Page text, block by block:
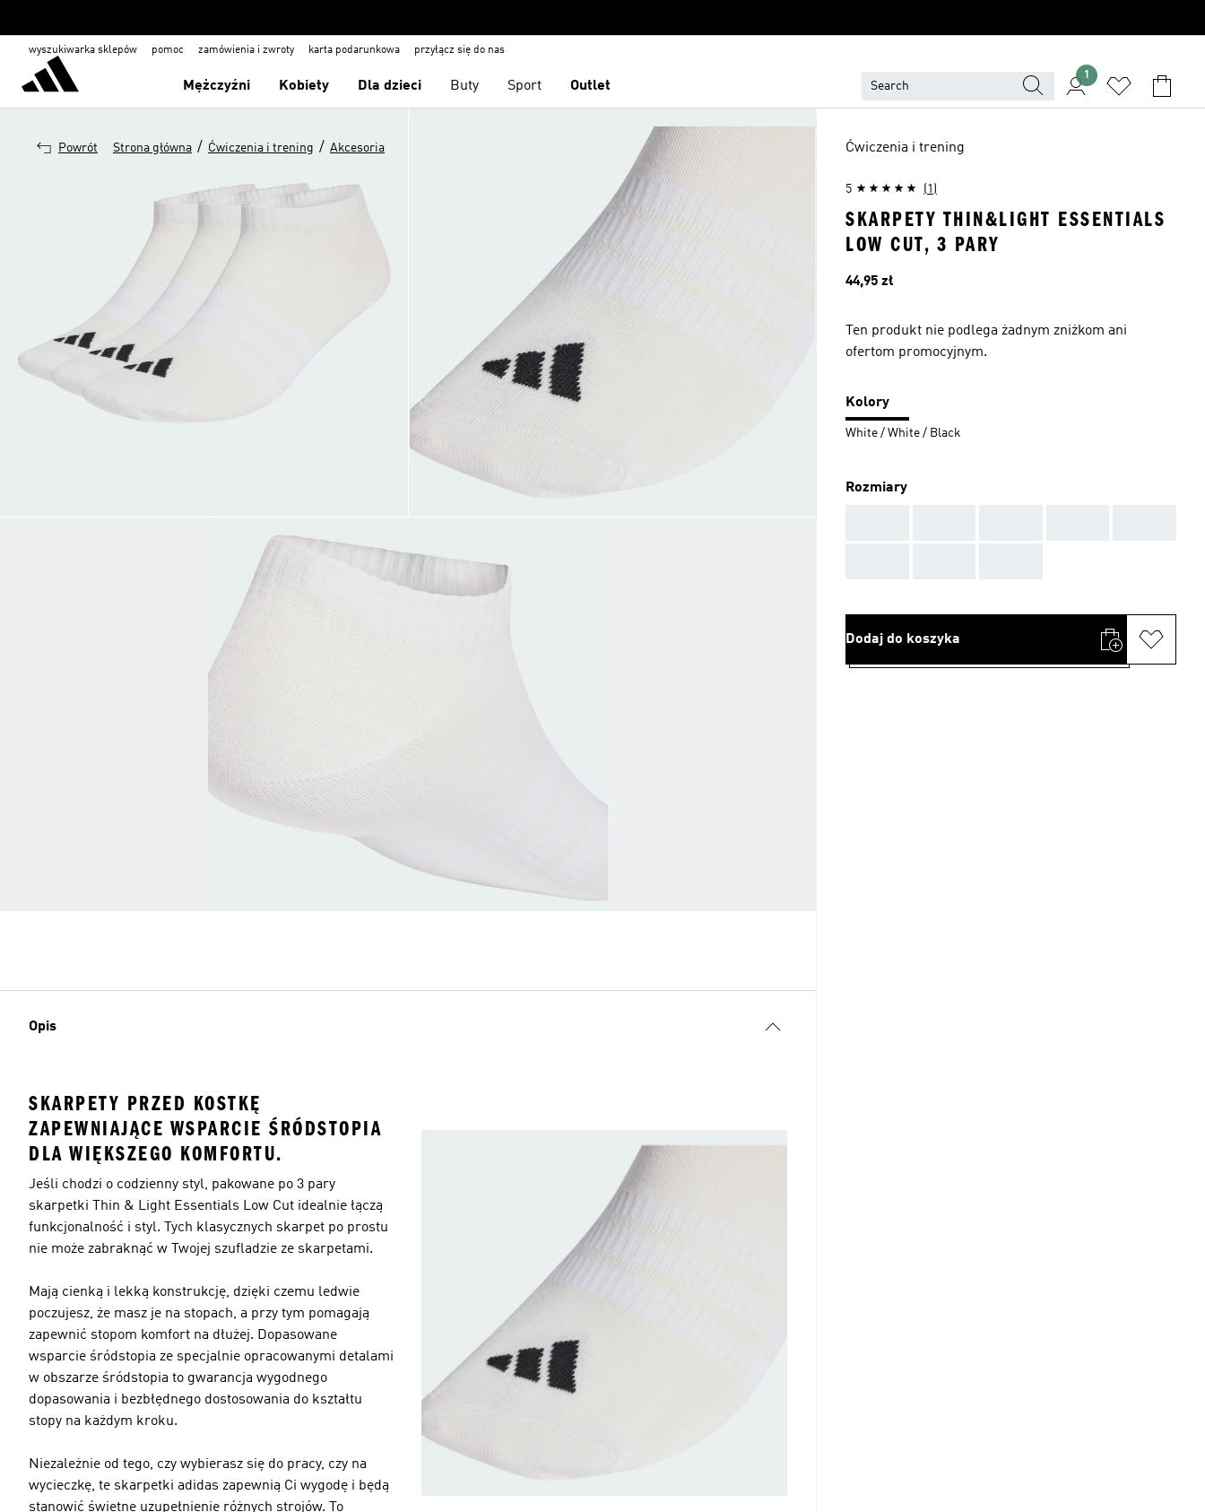
wyszukiwarka sklepów pomoc zamówienia i zwroty karta podarunkowa przyłącz się do nas
Mężczyźni Kobiety Dla dzieci Buty Sport Outlet
1
Powrót Strona główna / Ćwiczenia i trening / Akcesoria
Opis
SKARPETY PRZED KOSTKĘ
ZAPEWNIAJĄCE WSPARCIE ŚRÓDSTOPIA
DLA WIĘKSZEGO KOMFORTU.
Jeśli chodzi o codzienny styl, pakowane po 3 pary
skarpetki Thin & Light Essentials Low Cut idealnie łączą
funkcjonalność i styl. Tych klasycznych skarpet po prostu
nie może zabraknąć w Twojej szufladzie ze skarpetami.
Mają cienką i lekką konstrukcję, dzięki czemu ledwie
poczujesz, że masz je na stopach, a przy tym pomagają
zapewnić stopom komfort na dłużej. Dopasowane
wsparcie śródstopia ze specjalnie opracowanymi detalami
w obszarze śródstopia to gwarancja wygodnego
dopasowania i bezbłędnego dostosowania do kształtu
stopy na każdym kroku.
Niezależnie od tego, czy wybierasz się do pracy, czy na
wycieczkę, te skarpetki adidas zapewnią Ci wygodę i będą
stanowić świetne uzupełnienie różnych strojów. To
Ćwiczenia i trening
5 (1)
SKARPETY THIN&LIGHT ESSENTIALS
LOW CUT, 3 PARY
Cena
44,95 zł
Ten produkt nie podlega żadnym zniżkom ani
ofertom promocyjnym.
Kolory
White / White / Black
Rozmiary
Dodaj do koszyka